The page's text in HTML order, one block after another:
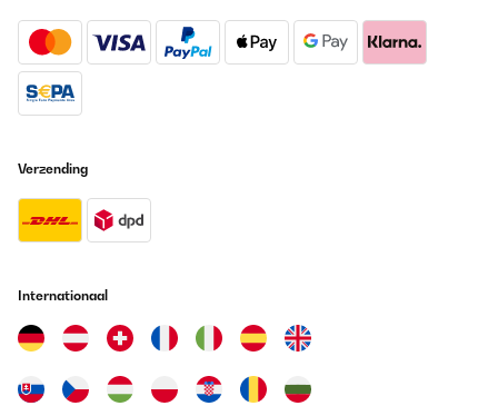
Verzending
Internationaal